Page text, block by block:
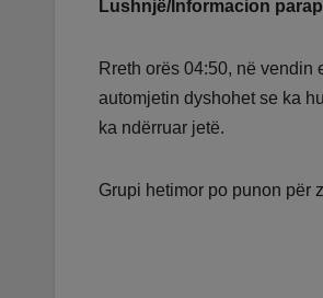
Lushnjë/Informacion
Rreth orës 04:50, në vendin
automjetin dyshohet se ka
ka ndërruar jetë.
Grupi hetimor po punon për